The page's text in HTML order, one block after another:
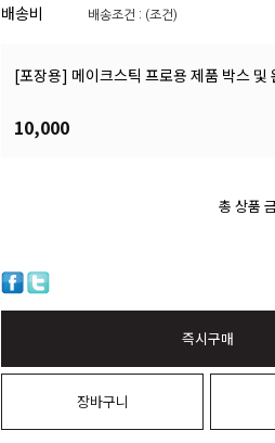
배송비
배송조건 : (조건)
[포장용] 메이크스틱 프로용 제품 박스 및
10,000
총 상품
즉시구매
장바구니